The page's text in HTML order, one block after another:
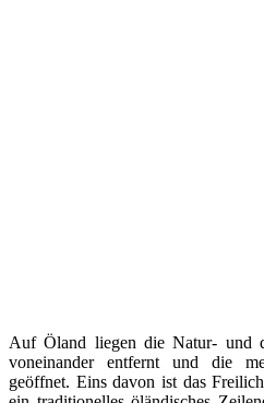
Auf Öland liegen die Natur- und
voneinander entfernt und die
geöffnet. Eins davon ist das